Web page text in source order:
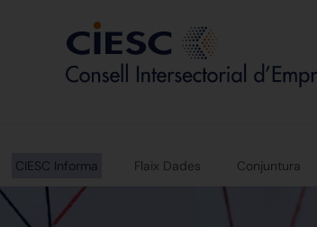
CIESC Informa Flaix Dades Conjuntura